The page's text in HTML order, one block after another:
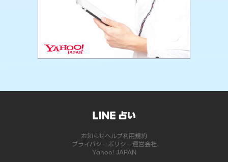
お知らせヘルプ利用規約
プライバシーポリシー運営会社
Yahoo! JAPAN